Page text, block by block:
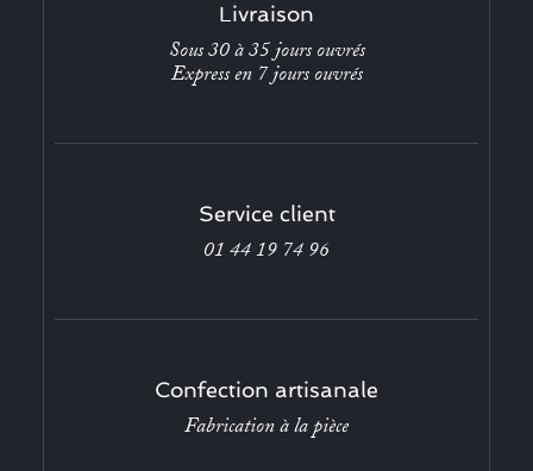
Livraison
Sous 30 à 35 jours ouvrés
Express en 7 jours ouvrés
Service client
01 44 19 74 96
Confection artisanale
Fabrication à la pièce